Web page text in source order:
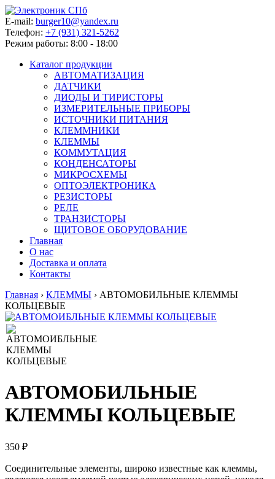
E-mail: burger10@yandex.ru
Телефон: +7 (931) 321-5262
Режим работы: 8:00 - 18:00
Каталог продукции
АВТОМАТИЗАЦИЯ
ДАТЧИКИ
ДИОДЫ И ТИРИСТОРЫ
ИЗМЕРИТЕЛЬНЫЕ ПРИБОРЫ
ИСТОЧНИКИ ПИТАНИЯ
КЛЕММНИКИ
КЛЕММЫ
КОММУТАЦИЯ
КОНДЕНСАТОРЫ
МИКРОСХЕМЫ
ОПТОЭЛЕКТРОНИКА
РЕЗИСТОРЫ
РЕЛЕ
ТРАНЗИСТОРЫ
ЩИТОВОЕ ОБОРУДОВАНИЕ
Главная
О нас
Доставка и оплата
Контакты
Главная › КЛЕММЫ › АВТОМОБИЛЬНЫЕ КЛЕММЫ
КОЛЬЦЕВЫЕ
АВТОМОБИЛЬНЫЕ
КЛЕММЫ КОЛЬЦЕВЫЕ
350 ₽
Соединительные элементы, широко известные как клеммы,